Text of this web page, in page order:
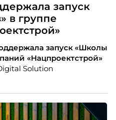
запуск
в группе
запуск «Школы
«Нацпроектстрой»
Solution